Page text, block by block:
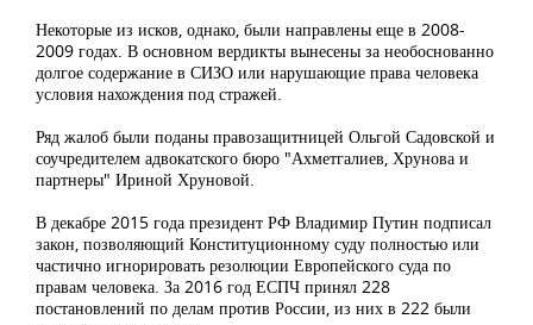
Некоторые из исков, однако, были направлены еще в 2008-
2009 годах. В основном вердикты вынесены за необоснованно
долгое содержание в СИЗО или нарушающие права человека
условия нахождения под стражей.
Ряд жалоб были поданы правозащитницей Ольгой Садовской и
соучредителем адвокатского бюро "Ахметгалиев, Хрунова и
партнеры" Ириной Хруновой.
В декабре 2015 года президент РФ Владимир Путин подписал
закон, позволяющий Конституционному суду полностью или
частично игнорировать резолюции Европейского суда по
правам человека. За 2016 год ЕСПЧ принял 228
постановлений по делам против России, из них в 222 были